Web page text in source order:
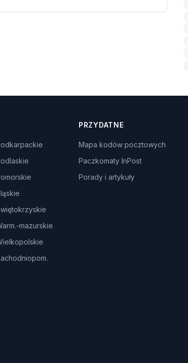
mazurskie
PRZYDATNE
Mapa kodów pocztowych
Paczkomaty InPost
Porady i artykuły